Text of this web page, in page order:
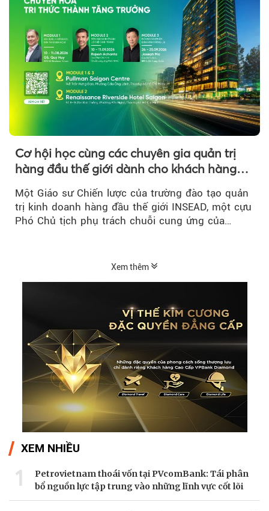
Cơ hội học cùng các chuyên gia quản trị
hàng đầu thế giới dành cho khách hàng
của VPBank SME
Một Giáo sư Chiến lược của trường đào tạo quản
trị kinh doanh hàng đầu thế giới INSEAD, một cựu
Phó Chủ tịch phụ trách chuỗi cung ứng của
Xem thêm
XEM NHIỀU
1
Petrovietnam thoái vốn tại PVcomBank: Tái phân
bổ nguồn lực tập trung vào những lĩnh vực cốt lõi